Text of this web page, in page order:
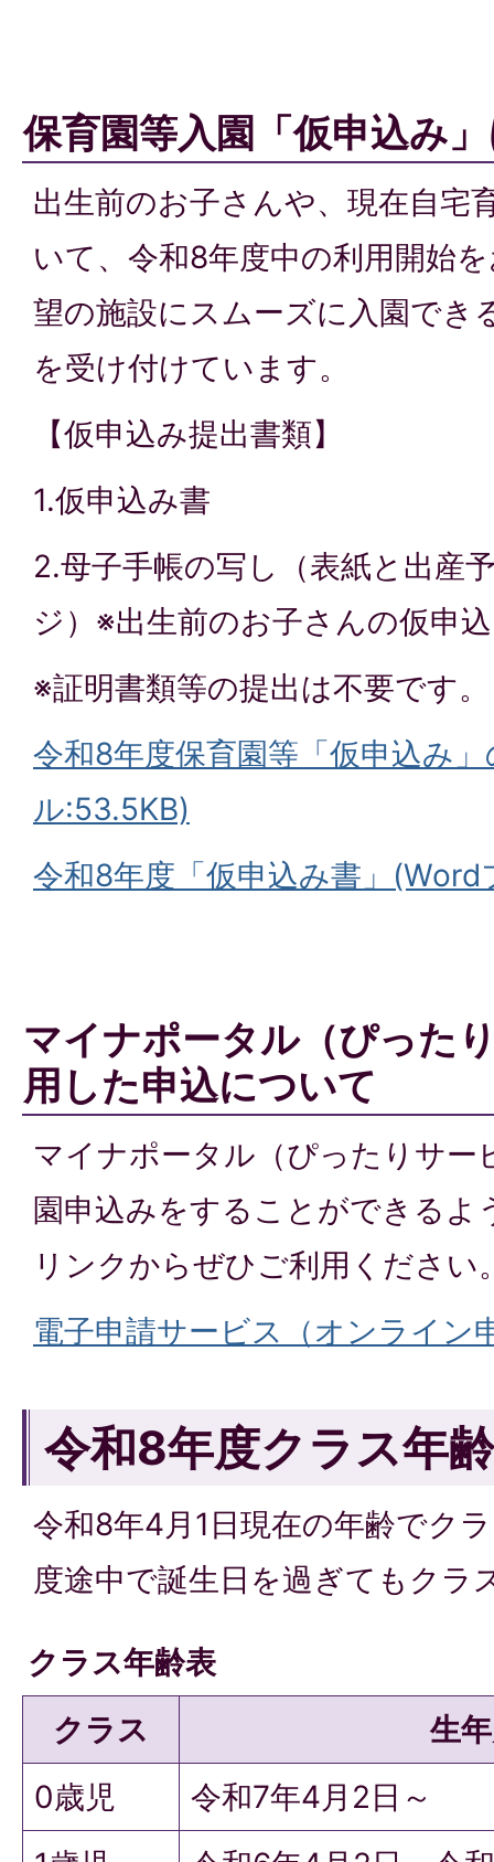
保育園等入園「仮申込み
出生前のお子さんや、現在自宅
いて、令和8年度中の利用開始
望の施設にスムーズに入園でき
を受け付けています。
【仮申込み提出書類】
1.仮申込み書
2.母子手帳の写し（表紙と出産
ジ）※出生前のお子さんの仮申
※証明書類等の提出は不要です。
令和8年度保育園等「仮申込み
ル:53.5KB)
令和8年度「仮申込み書」(Word
マイナポータル（ぴった
用した申込について
マイナポータル（ぴったりサー
園申込みをすることができるよ
リンクからぜひご利用ください
電子申請サービス（オンライン
令和8年度クラス年
令和8年4月1日現在の年齢でク
度途中で誕生日を過ぎてもクラ
クラス年齢表
クラス
生
0歳児
令和7年4月2日～